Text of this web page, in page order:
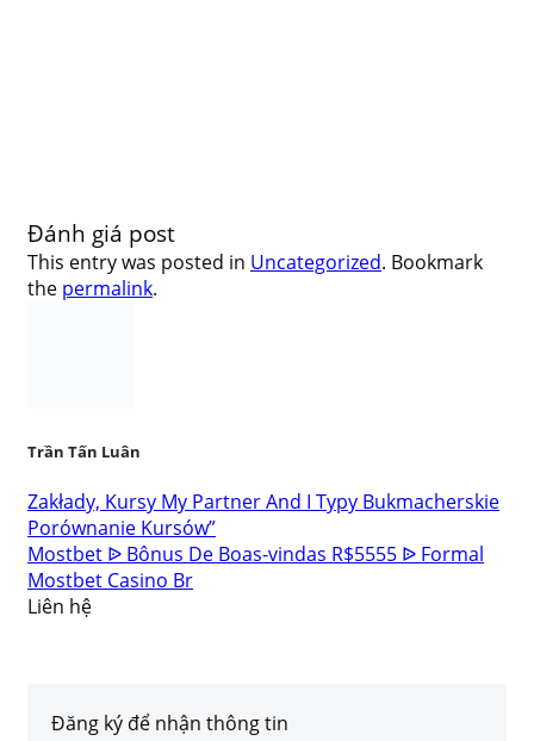
Đánh giá post
This entry was posted in Uncategorized. Bookmark
the permalink.
Trần Tấn Luân
Zakłady, Kursy My Partner And I Typy Bukmacherskie
Porównanie Kursów”
Mostbet ᐉ Bônus De Boas-vindas R$5555 ᐉ Formal
Mostbet Casino Br
Liên hệ
Đăng ký để nhận thông tin